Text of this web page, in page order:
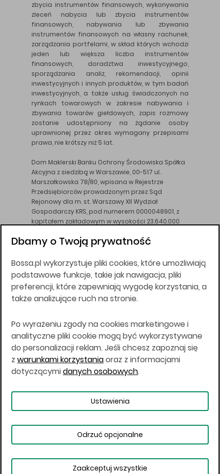
zbycia instrumentów finansowych, wykonywania
zleceń nabycia lub zbycia instrumentów
finansowych, nabywania lub zbywania
instrumentów finansowych na własny rachunek,
zarządzania portfelami, w skład których wchodzi
jeden lub większa liczba instrumentów
finansowych, doradztwa inwestycyjnego,
sporządzania analiz, rekomendacji, opinii
inwestycyjnych i innych produktów, w tym badań
inwestycyjnych, a także usług świadczonych na
rynkach towarowych w zakresie nabywania i
zbywania towarów giełdowych, zapis rozmowy
zostanie udostępniony na żądanie osoby
uprawnionej przez okres wymagany przepisami
prawa, nie krótszy niż 5 lat.
Dom Maklerski Banku Ochrony Środowiska Spółka
Akcyjna z siedzibą w Warszawie, 00-517 ul.
Marszałkowska 78/80, wpisana w Rejestrze
Przedsiębiorców prowadzonym przez Sąd
Rejonowy dla m. st. Warszawy XII Wydział
Gospodarczy KRS, pod numerem 0000048901, z
kapitałem zakładowym w wysokości 23.640.000
DM BOŚ działa na podstawie zezwolenia KNF z dnia
Wszelkie informacje na niniejszej stronie w tym
informacje o produktach inwestycyjnych nie są
kierowane do osób mających miejsce
zamieszkania lub pobytu w Stanach
Japonii, ani w dowolnej innej jurysdykcji, w której
taki materiał byłby sprzeczny z prawem lub w
których zgodne z prawem nabycie produktów
inwestycyjnych nie jest możliwe lub w której nie
jest możliwe złożenie oferty. Prawa obowiązujące
w danej jurysdykcji określają, czy jest możliwe
nabycie poszczególnych produktów
Copyright © 2026 BOŚ | BOSSA.PL
Warunki korzystania
Dane osobowe
Dbamy o Twoją prywatność
Bossa.pl wykorzystuje pliki cookies, które umożliwiają
podstawowe funkcje, takie jak nawigacja, pliki
preferencji, które zapewniają wygodę korzystania, a
także analizujące ruch na stronie.
Po wyrażeniu zgody na cookies marketingowe i
analityczne pliki cookie mogą być wykorzystywane
do personalizacji reklam. Jeśli chcesz zapoznaj się
z warunkami korzystaniaoraz z informacjami
dotyczącymidanych osobowych.
Ustawienia
Odrzuć opcjonalne
Zaakceptuj wszystkie